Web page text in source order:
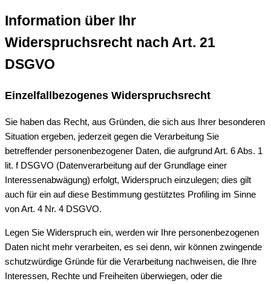
Information über Ihr
Widerspruchsrecht nach Art. 21
DSGVO
Einzelfallbezogenes Widerspruchsrecht
Sie haben das Recht, aus Gründen, die sich aus Ihrer besonderen
Situation ergeben, jederzeit gegen die Verarbeitung Sie
betreffender personenbezogener Daten, die aufgrund Art. 6 Abs. 1
lit. f DSGVO (Datenverarbeitung auf der Grundlage einer
Interessenabwägung) erfolgt, Widerspruch einzulegen; dies gilt
auch für ein auf diese Bestimmung gestütztes Profiling im Sinne
von Art. 4 Nr. 4 DSGVO.
Legen Sie Widerspruch ein, werden wir Ihre personenbezogenen
Daten nicht mehr verarbeiten, es sei denn, wir können zwingende
schutzwürdige Gründe für die Verarbeitung nachweisen, die Ihre
Interessen, Rechte und Freiheiten überwiegen, oder die